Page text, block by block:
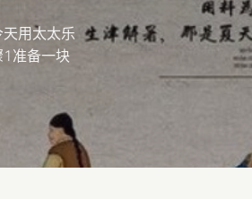
用太太乐
1准备一块